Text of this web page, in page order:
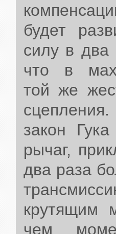
будет
силу в
что в
той же
закон
рычаг,
два раза
крутящим
чем